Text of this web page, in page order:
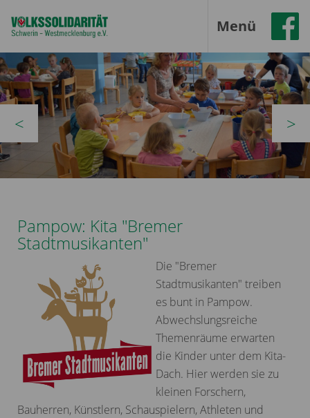
Menü
zurück
Pampow: Kita "Bremer
Stadtmusikanten"
Die "Bremer
Stadtmusikanten" treiben
es bunt in Pampow.
Abwechslungsreiche
Themenräume erwarten
die Kinder unter dem Kita-
Dach. Hier werden sie zu
kleinen Forschern,
Bauherren, Künstlern, Schauspielern, Athleten und